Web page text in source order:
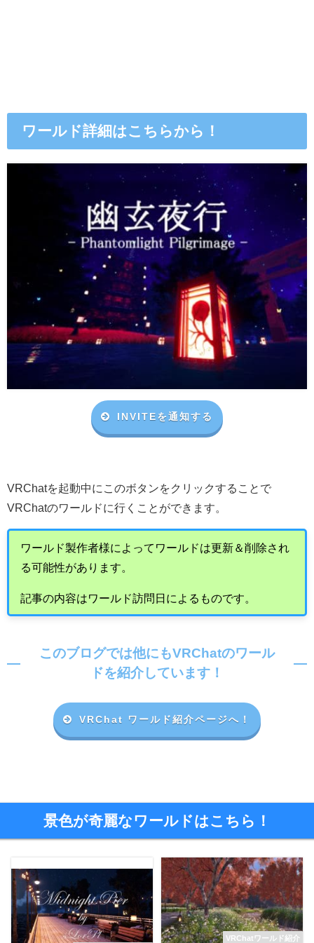
ワールド詳細はこちらから！
INVITEを通知する
VRChatを起動中にこのボタンをクリックすることで
VRChatのワールドに行くことができます。
ワールド製作者様によってワールドは更新＆削除され
る可能性があります。
記事の内容はワールド訪問日によるものです。
このブログでは他にもVRChatのワール
ドを紹介しています！
VRChat ワールド紹介ページへ！
景色が奇麗なワールドはこちら！
VRChatワールド紹介